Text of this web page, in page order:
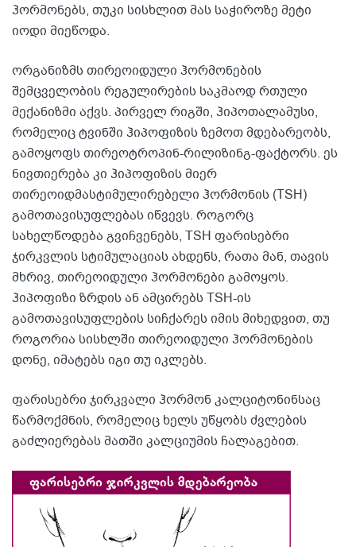
ჰორმონებს, თუკი სისხლით მას საჭიროზე მეტი
იოდი მიეწოდა.
ორგანიზმს თირეოიდული ჰორმონების
შემცველობის რეგულირების საკმაოდ რთული
მექანიზმი აქვს. პირველ რიგში, ჰიპოთალამუსი,
რომელიც ტვინში ჰიპოფიზის ზემოთ მდებარეობს,
გამოყოფს თირეოტროპინ-რილიზინგ-ფაქტორს. ეს
ნივთიერება კი ჰიპოფიზის მიერ
თირეოიდმასტიმულირებელი ჰორმონის (TSH)
გამოთავისუფლებას იწვევს. როგორც
სახელწოდება გვიჩვენებს, TSH ფარისებრი
ჯირკვლის სტიმულაციას ახდენს, რათა მან, თავის
მხრივ, თირეოიდული ჰორმონები გამოყოს.
ჰიპოფიზი ზრდის ან ამცირებს TSH-ის
გამოთავისუფლების სიჩქარეს იმის მიხედვით, თუ
როგორია სისხლში თირეოიდული ჰორმონების
დონე, იმატებს იგი თუ იკლებს.
ფარისებრი ჯირკვალი ჰორმონ კალციტონინსაც
წარმოქმნის, რომელიც ხელს უწყობს ძვლების
გაძლიერებას მათში კალციუმის ჩალაგებით.